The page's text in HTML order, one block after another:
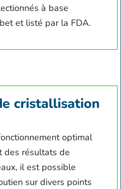
à base
et listé par la FDA.
cristallisation
optimal
des résultats de
il est possible
sur divers points